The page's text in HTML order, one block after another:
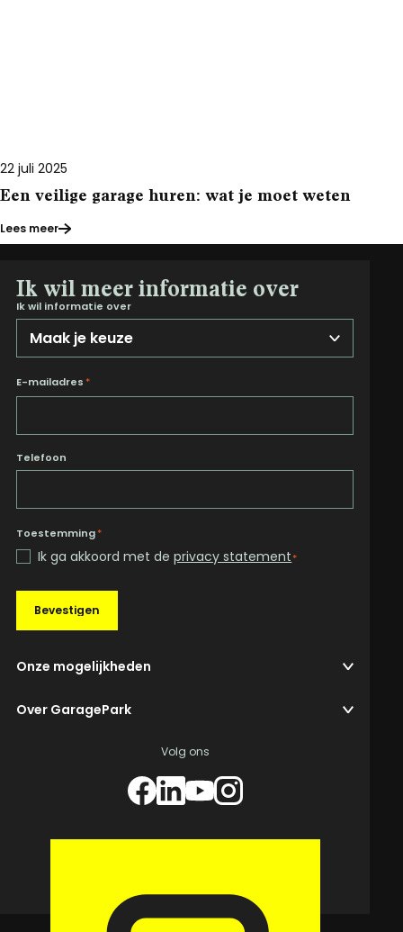
22 juli 2025
Een veilige garage huren: wat je moet weten
Lees meer
Ik wil meer informatie over
Ik wil informatie over
E-mailadres *
Telefoon
Toestemming*
Ik ga akkoord met deprivacy statement*
Bevestigen
Onze mogelijkheden
Over GaragePark
Volg ons
© 2026 GaragePark.